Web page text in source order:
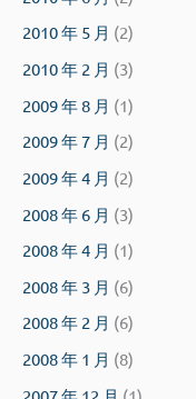
2010 年 5 月 (2)
2010 年 2 月 (3)
2009 年 8 月 (1)
2009 年 7 月 (2)
2009 年 4 月 (2)
2008 年 6 月 (3)
2008 年 4 月 (1)
2008 年 3 月 (6)
2008 年 2 月 (6)
2008 年 1 月 (8)